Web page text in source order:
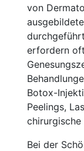
von
erfordern
Botox-
Peelings,
Bei der